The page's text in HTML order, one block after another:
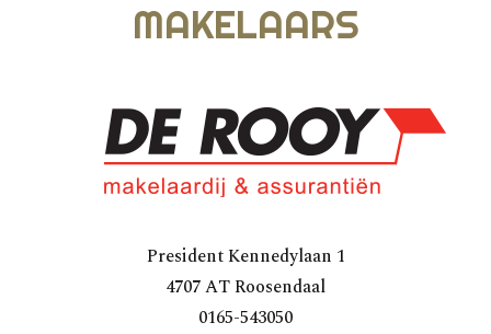
MAKELAARS
President Kennedylaan 1
4707 AT Roosendaal
0165-543050